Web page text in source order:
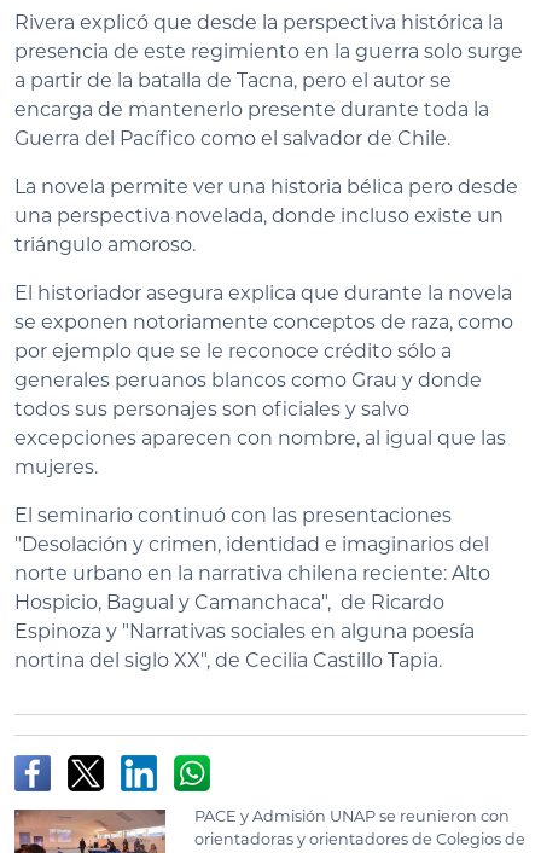
Rivera explicó que desde la perspectiva histórica la
presencia de este regimiento en la guerra solo surge
a partir de la batalla de Tacna, pero el autor se
encarga de mantenerlo presente durante toda la
Guerra del Pacífico como el salvador de Chile.
La novela permite ver una historia bélica pero desde
una perspectiva novelada, donde incluso existe un
triángulo amoroso.
El historiador asegura explica que durante la novela
se exponen notoriamente conceptos de raza, como
por ejemplo que se le reconoce crédito sólo a
generales peruanos blancos como Grau y donde
todos sus personajes son oficiales y salvo
excepciones aparecen con nombre, al igual que las
mujeres.
El seminario continuó con las presentaciones
"Desolación y crimen, identidad e imaginarios del
norte urbano en la narrativa chilena reciente: Alto
Hospicio, Bagual y Camanchaca", de Ricardo
Espinoza y "Narrativas sociales en alguna poesía
nortina del siglo XX", de Cecilia Castillo Tapia.
PACE y Admisión UNAP se reunieron con
orientadoras y orientadores de Colegios de